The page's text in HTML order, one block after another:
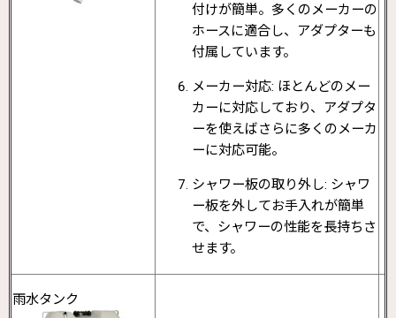
付けが簡単。多くのメーカーの
ホースに適合し、アダプターも
付属しています。
メーカー対応: ほとんどのメー
カーに対応しており、アダプタ
ーを使えばさらに多くのメーカ
ーに対応可能。
シャワー板の取り外し: シャワ
ー板を外してお手入れが簡単
で、シャワーの性能を長持ちさ
せます。
雨水タンク